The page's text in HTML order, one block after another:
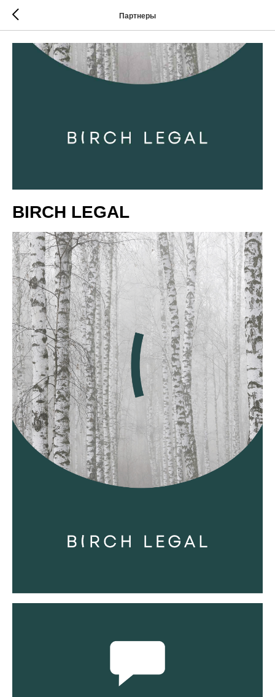
Партнеры
BIRCH LEGAL